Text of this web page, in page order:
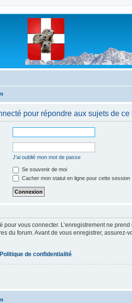
de Savoie
pour répondre aux sujets de ce
J’ai oublié mon mot de passe
Se souvenir de moi
Cacher mon statut en ligne pour cette session
pour vous connecter. L’enregistrement ne
du forum. Avant de vous enregistrer,
Politique de confidentialité